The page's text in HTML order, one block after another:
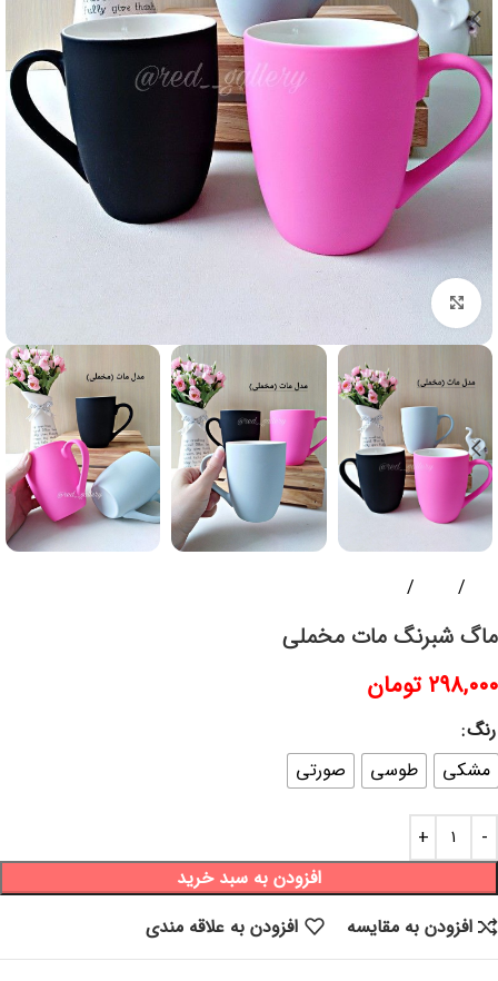
برای بزرگنمایی کلیک کنید
ماگ شبرنگ مات مخملی
۲۹۸,۰۰۰ تومان
رنگ
مشکی
طوسی صورتی
افزودن به سبد خرید
افزودن به مقایسه
افزودن به علاقه مندی